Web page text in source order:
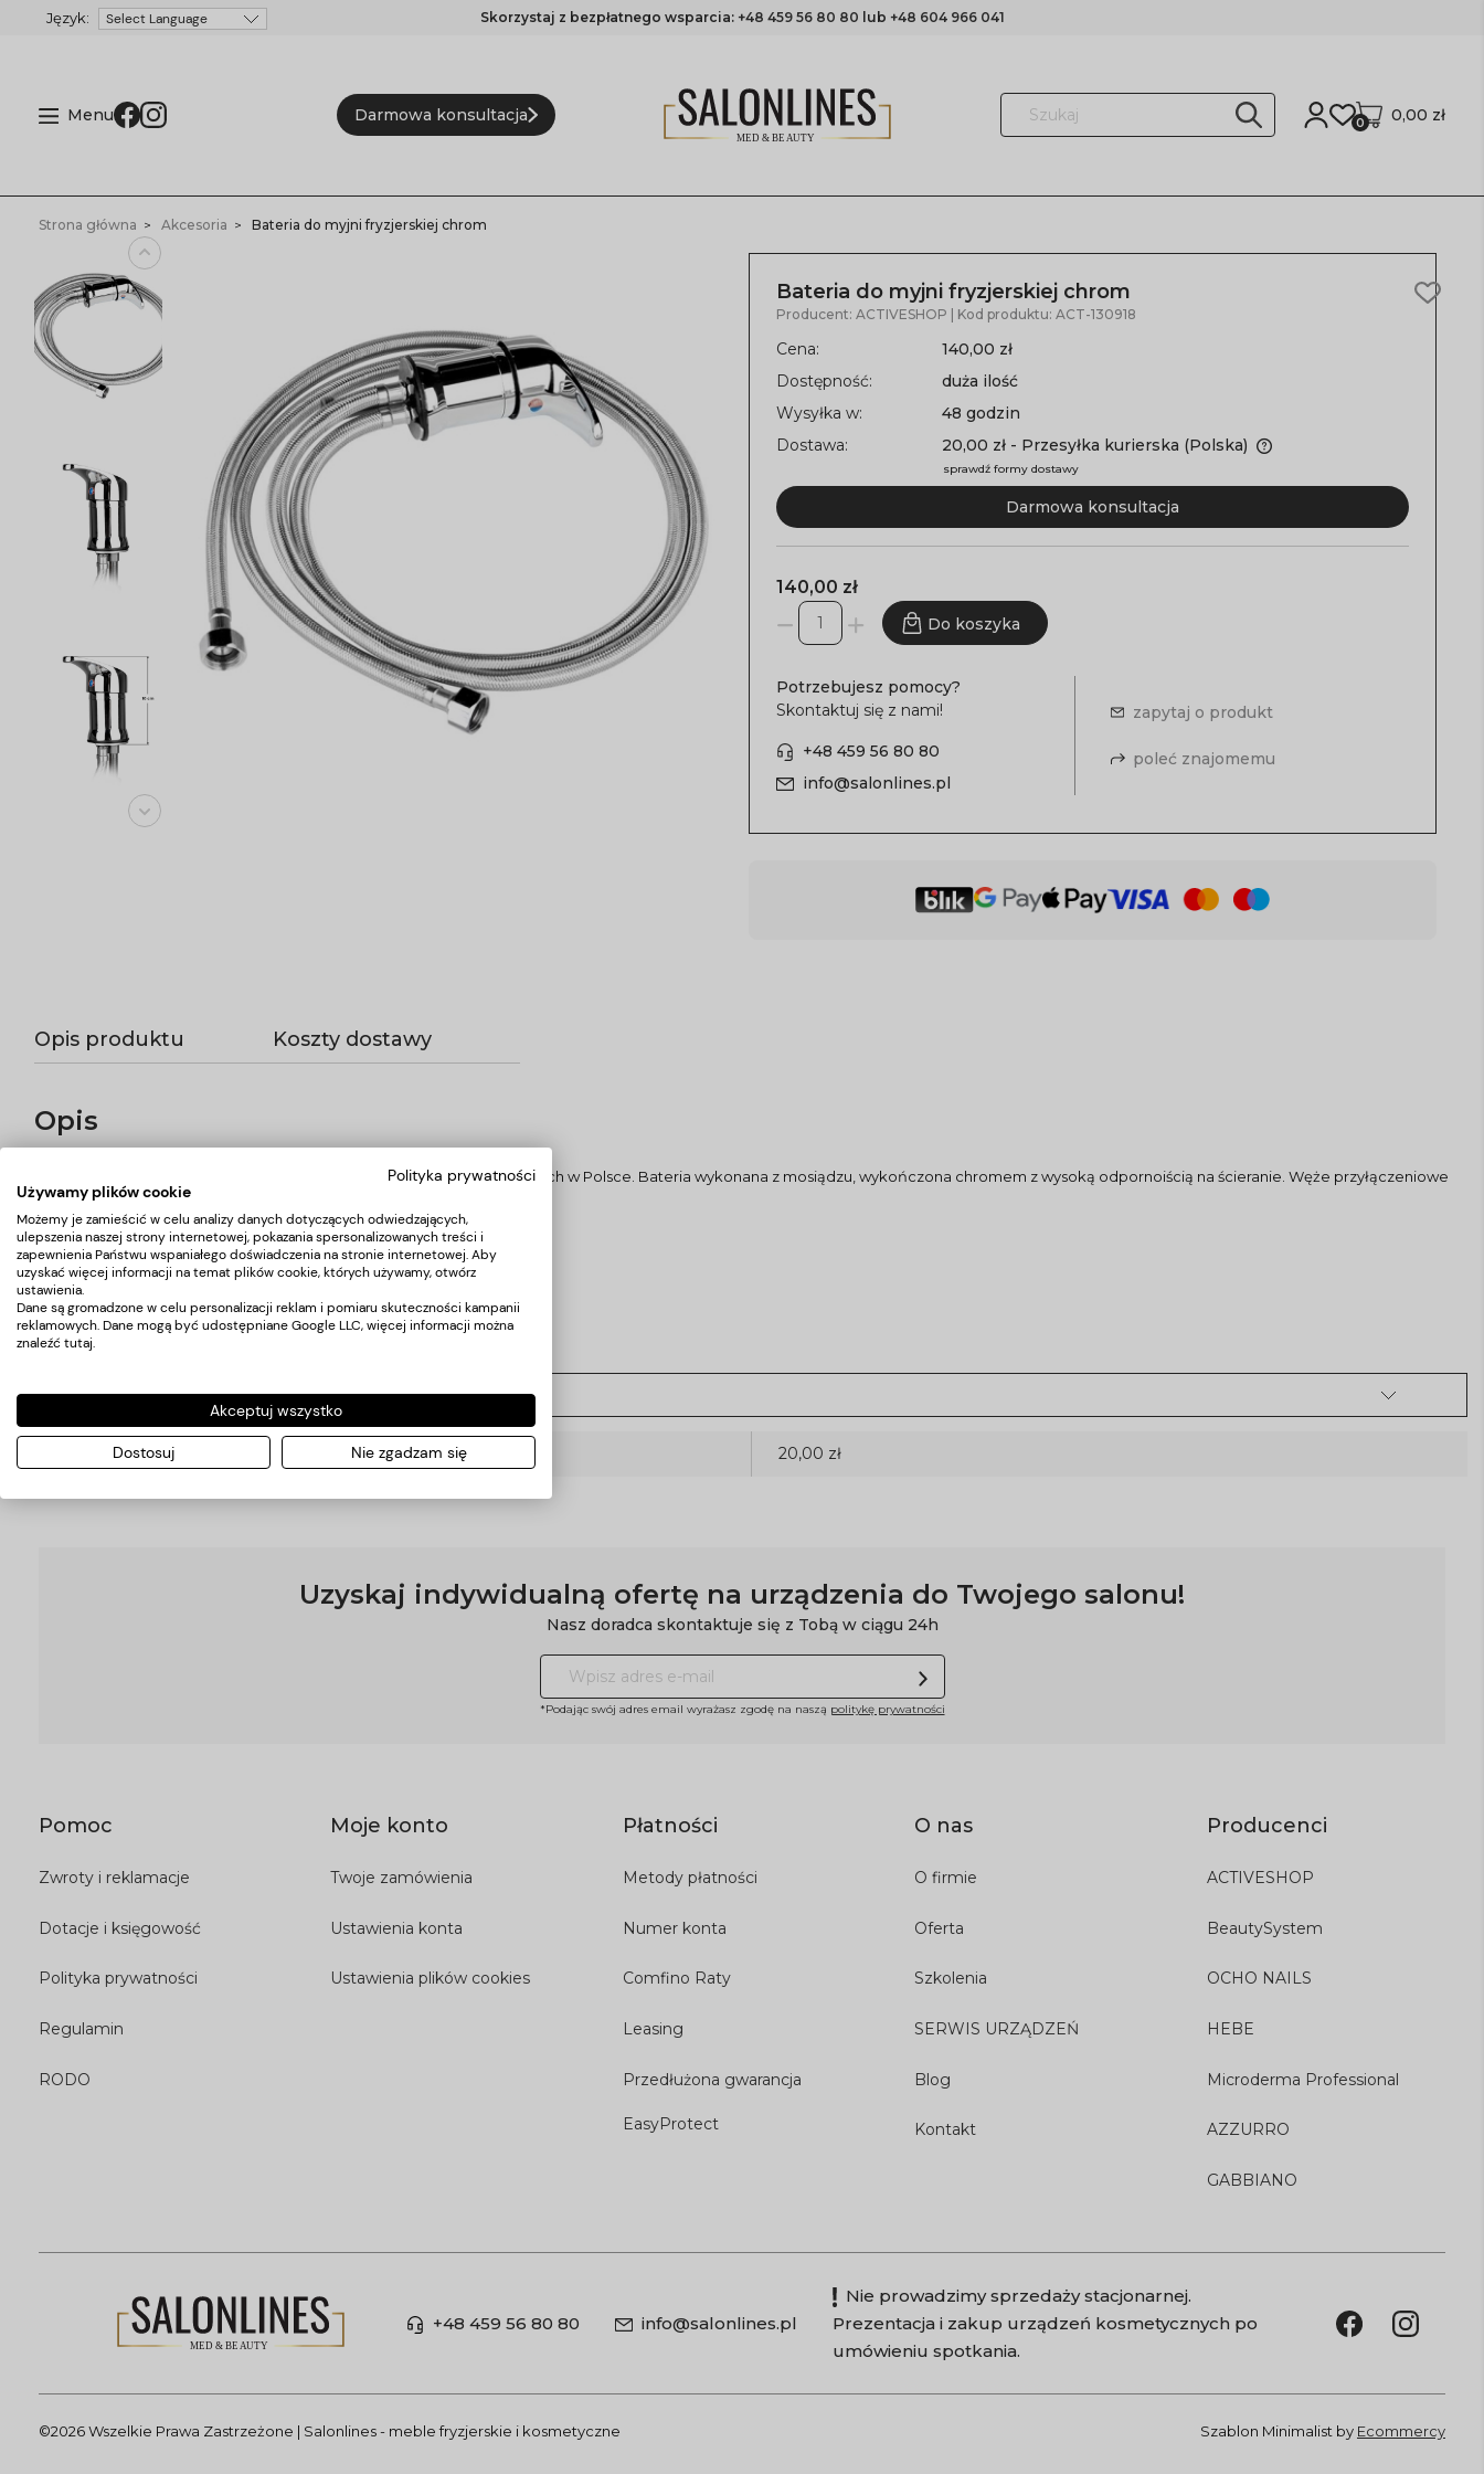
Skorzystaj z bezpłatnego wsparcia: +48 459 56 80 80 lub +48 604 966 041
Menu Darmowa konsultacja 0,00 zł
0
Strona główna Akcesoria Bateria do myjni fryzjerskiej chrom
Bateria do myjni fryzjerskiej chrom
Producent:ACTIVESHOP | Kod produktu: ACT-130918
Cena:
140,00 zł
Dostępność:
duża ilość
Wysyłka w:
48 godzin
Dostawa:
20,00 zł - Przesyłka kurierska (Polska)
sprawdź formy dostawy
Darmowa konsultacja
140,00 zł
Do koszyka
Potrzebujesz pomocy?
Skontaktuj się z nami!
+48 459 56 80 80
info@salonlines.pl
zapytaj o produkt
poleć znajomemu
Opis produktu Koszty dostawy
Opis
Bateria mieszakowa pasująca do większości myjni fryzjerskich dostępnych w Polsce. Bateria wykonana z mosiądzu, wykończona chromem z wysoką odpornoiścią na ścieranie. Węże przyłączeniowe
zabezpieczone oplotem stalowym garantującym trwałość.
Bateria jest kompletna i przygotowana do montażu w myjni fryzjerskiej .
Koszty dostawy
Kraj wysyłki:
Przesyłka kurierska 20,00 zł
Uzyskaj indywidualną ofertę na urządzenia do Twojego salonu!
Nasz doradca skontaktuje się z Tobą w ciągu 24h
*Podając swój adres email wyrażasz zgodę na naszą politykę prywatności
Pomoc
Zwroty i reklamacje
Dotacje i księgowość
Polityka prywatności
Regulamin
RODO
Moje konto
Twoje zamówienia
Ustawienia konta
Ustawienia plików cookies
Płatności
Metody płatności
Numer konta
Comfino Raty
Leasing
Przedłużona gwarancja
EasyProtect
O nas
O firmie
Oferta
Szkolenia
SERWIS URZĄDZEŃ
Blog
Kontakt
Producenci
ACTIVESHOP
BeautySystem
OCHO NAILS
HEBE
Microderma Professional
AZZURRO
GABBIANO
+48 459 56 80 80 info@salonlines.pl
Nie prowadzimy sprzedaży stacjonarnej.
Prezentacja i zakup urządzeń kosmetycznych po
umówieniu spotkania.
©2026 Wszelkie Prawa Zastrzeżone | Salonlines - meble fryzjerskie i kosmetyczne Szablon Minimalist by Ecommercy
Polityka prywatności
Używamy plików cookie
Możemy je zamieścić w celu analizy danych dotyczących odwiedzających,
ulepszenia naszej strony internetowej, pokazania spersonalizowanych treści i
zapewnienia Państwu wspaniałego doświadczenia na stronie internetowej. Aby
uzyskać więcej informacji na temat plików cookie, których używamy, otwórz
ustawienia.
Dane są gromadzone w celu personalizacji reklam i pomiaru skuteczności kampanii
reklamowych. Dane mogą być udostępniane Google LLC, więcej informacji można
znaleźć tutaj.
Akceptuj wszystko
Dostosuj Nie zgadzam się